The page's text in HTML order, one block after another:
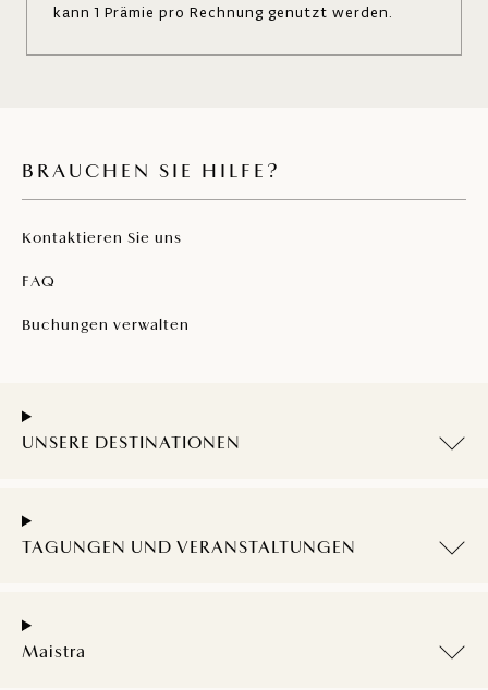
kann 1 Prämie pro Rechnung genutzt werden.
BRAUCHEN SIE HILFE?
Kontaktieren Sie uns
FAQ
Buchungen verwalten
UNSERE DESTINATIONEN
TAGUNGEN UND VERANSTALTUNGEN
Maistra